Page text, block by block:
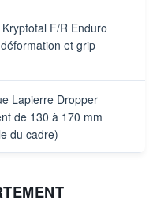
F/R Enduro
et grip
Lapierre Dropper
de 130 à 170 mm
du cadre)